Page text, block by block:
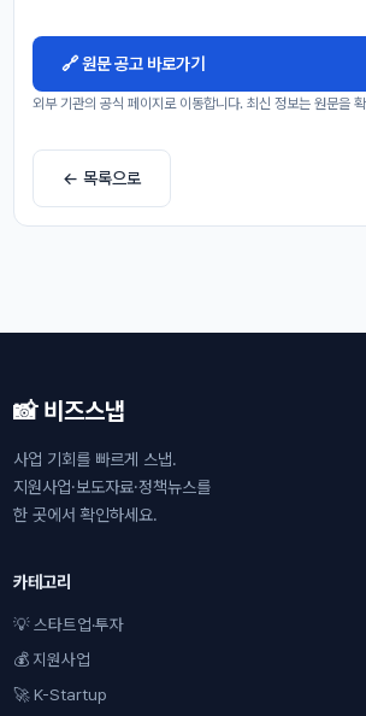
🔗 원문 공고 바로가기
외부 기관의 공식 페이지로 이동합니다. 최신 정보는 원문을
← 목록으로
📸 비즈스냅
사업 기회를 빠르게 스냅.
지원사업·보도자료·정책뉴스를
한 곳에서 확인하세요.
카테고리
💡 스타트업·투자
💰 지원사업
🚀 K-Startup